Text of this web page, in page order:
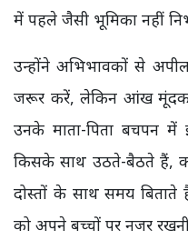
में पहले जैसी भूमिका नहीं
उन्होंने अभिभावकों से
जरूर करें, लेकिन आंख मूंदकर
उनके माता-पिता बचपन
किसके साथ उठते-बैठते हैं,
दोस्तों के साथ समय
को अपने बच्चों पर नजर रखनी